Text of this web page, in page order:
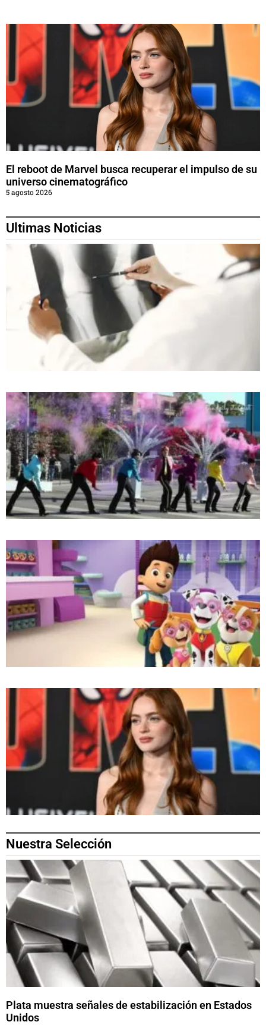
El reboot de Marvel busca recuperar el impulso de su
universo cinematográfico
5 agosto 2026
Ultimas Noticias
Nuestra Selección
Plata muestra señales de estabilización en Estados
Unidos